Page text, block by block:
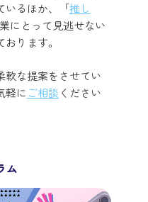
いるほか、「推し
にとって見逃せない
ります。
軟な提案をさせてい
軽に ご相談 ください
ム